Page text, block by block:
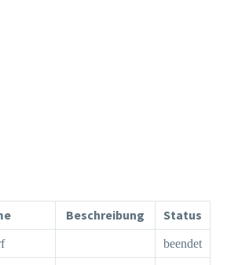
Beschreibung Status
beendet